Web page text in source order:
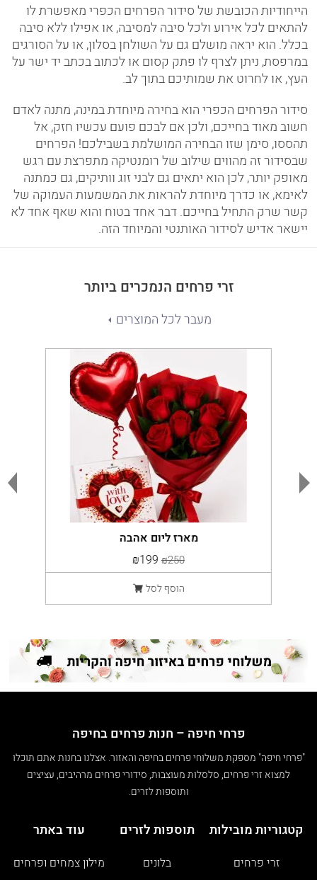
הייחודיות הכובשת של סידור הפרחים הכפרי מאפשרת לו
להתאים לכל אירוע ולכל סיבה למסיבה, או אפילו ללא סיבה
בכלל. הוא יראה מושלם גם על השולחן בסלון, או על הסורגים
במרפסת, ניתן לצרף לו פתק קסום או לכתוב בכתב יד ישר על
העץ, או לחרוט את שמותיכם בתוך לב.
סידור הפרחים הכפרי הוא בחירה מיוחדת במינה, מתנה לאדם
חשוב מאוד בחייכם, ולכן אם לבכם פועם עכשיו חזק, אל
תהססו, סימן שזו הבחירה המושלמת בשבילכם! הפרחים
שבסידור זה מהווים שילוב של רומנטיקה מתפרצת עם רגש
מאופק יותר, לכן הוא יתאים גם לבני זוג וותיקים, גם כמתנה
לאימא, או כדרך מיוחדת להראות את המשמעות העמוקה של
קשר שרק התחיל בחייכם. דבר אחד בטוח והוא שאף אחד לא
יישאר אדיש לסידור האותנטי והמיוחד הזה.
זרי פרחים הנמכרים ביותר
מעבר לכל המוצרים
מארז ליום אהבה
₪250
₪199
הוסף לסל
פרחי חיפה – חנות פרחים בחיפה
"פרחי חיפה" מספקת משלוחי פרחים בחיפה והאזור. אצלנו בחנות אתם תוכלו
למצוא זרי פרחים, סלסלות מעוצבות, סידורי פרחים מרהיבים, עציצים
ותוספות לזרים.
קטגוריות מובילות
זרי פרחים
תוספות לזרים
בלונים
עוד באתר
מילון צמחים ופרחים